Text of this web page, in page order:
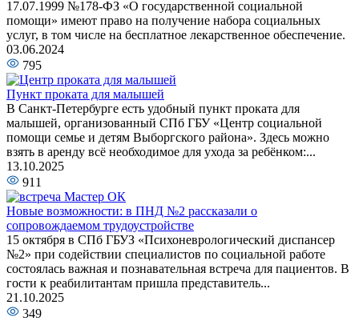
17.07.1999 №178-ФЗ «О государственной социальной
помощи» имеют право на получение набора социальных
услуг, в том числе на бесплатное лекарственное обеспечение.
03.06.2024
795
Пункт проката для малышей
️В Санкт-Петербурге есть удобный пункт проката для
малышей, организованный СПб ГБУ «Центр социальной
помощи семье и детям Выборгского района». Здесь можно
взять в аренду всё необходимое для ухода за ребёнком:...
13.10.2025
911
Новые возможности: в ПНД №2 рассказали о
сопровождаемом трудоустройстве
15 октября в СПб ГБУЗ «Психоневрологический диспансер
№2» при содействии специалистов по социальной работе
состоялась важная и познавательная встреча для пациентов. В
гости к реабилитантам пришла представитель...
21.10.2025
349